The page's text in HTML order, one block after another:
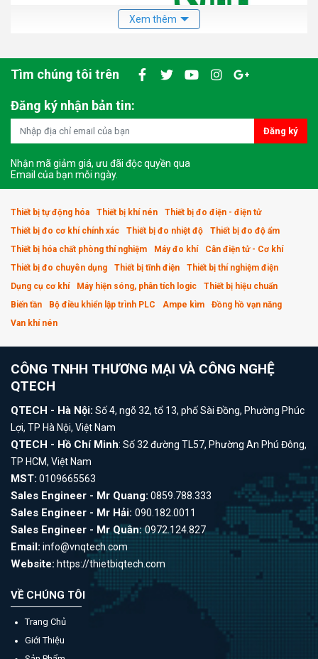
Hình ảnh: Máy đo toạn độ 3D CMM
Máy CMM (Coordinate Measuring Machine) được nhắc đến với
nhiều tên gọi khác nhau như: máy đo 3D, máy đo 3 chiều, máy
đo 3D CMM, máy đo tọa độ CMM, máy đo tọa độ 3 chiều, máy
đo kích thước 3 chiều,...
Sự khác biệt của Máy đo 3D CMM
Dải sản phẩm đa dạng nhất trên thị trường: Yamaguchi cung
cấp máy đo 3D CMM - máy đo 3 chiều với nhiều dòng sản
phẩm, phù hợp cho các sản phẩm có kích thước từ nhỏ, trung
bình đến rất lớn. Dù bạn cần đo lường chi tiết nhỏ gọn hay các
bộ phận công nghiệp khổng lồ, Yamaguchi đều có giải pháp phù
hợp.
Tìm chúng tôi trên
Đăng ký nhận bản tin:
Đăng ký
Nhận mã giảm giá, ưu đãi độc quyền qua
Email của bạn mỗi ngày.
Thiết bị tự động hóa Thiết bị khí nén
Thiết bị đo điện - điện tử
Thiết bị đo cơ khí chính xác
Thiết bị đo nhiệt độ
Thiết bị đo độ ẩm
Thiết bị hóa chất phòng thí nghiệm
Máy đo khí
Cân điện tử - Cơ khí
Thiết bị đo chuyên dụng
Thiết bị tĩnh điện
Thiết bị thí nghiệm điện
Dụng cụ cơ khí
Máy hiện sóng, phân tích logic
Thiết bị hiệu chuẩn
Biến tần
Bộ điều khiển lập trình PLC Ampe kìm
Đồng hồ vạn năng
Van khí nén
CÔNG TNHH THƯƠNG MẠI VÀ CÔNG NGHỆ
QTECH
QTECH - Hà Nội: Số 4, ngõ 32, tổ 13, phố Sài Đồng, Phường Phúc
Lợi, TP Hà Nội, Việt Nam
QTECH - Hồ Chí Minh: Số 32 đường TL57, Phường An Phú Đông,
TP HCM, Việt Nam
MST: 0109665563
Sales Engineer - Mr Quang: 0859.788.333
Sales Engineer - Mr Hải: 090.182.0011
Sales Engineer - Mr Quân:0972.124.827
Email: info@vnqtech.com
Website: https://thietbiqtech.com
VỀ CHÚNG TÔI
Trang Chủ
Giới Thiệu